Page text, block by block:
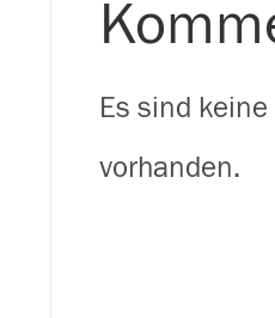
Es sind
vorhanden.